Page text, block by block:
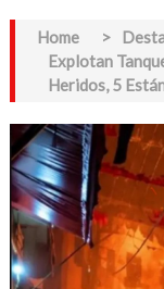
Home >
Explotan
Heridos, 5